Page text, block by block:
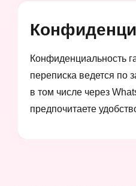
Конфиденциальность
переписка ведется
в том числе через
предпочитаете